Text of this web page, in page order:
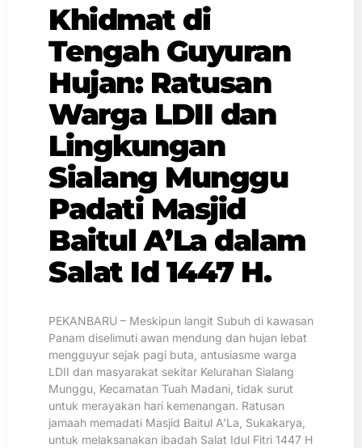
Khidmat di
Tengah Guyuran
Hujan: Ratusan
Warga LDII dan
Lingkungan
Sialang Munggu
Padati Masjid
Baitul A’La dalam
Salat Id 1447 H.
PEKANBARU – Meskipun langit Subuh di kawasan
Panam diselimuti awan mendung dan hujan lebat
mengguyur sejak pagi buta, antusiasme warga
LDII dan masyarakat sekitar Kelurahan Sialang
Munggu, Kecamatan Tuah Madani, tidak surut
untuk merayakan hari kemenangan. Ratusan
jamaah memadati Masjid Baitul A’La, Sukakarya,
untuk melaksanakan ibadah Salat Idul Fitri 1447 H